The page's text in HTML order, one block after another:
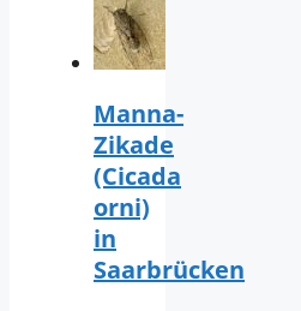
Manna-
Zikade
(Cicada
orni)
in
Saarbrücken